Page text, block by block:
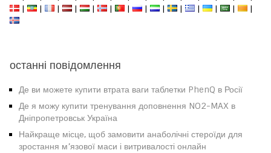
|
| | | | | | | | | | | | |
останні повідомлення
Де ви можете купити втрата ваги таблетки PhenQ в Росії
Де я можу купити тренування доповнення NO2-MAX в
Дніпропетровськ Україна
Найкраще місце, щоб замовити анаболічні стероїди для
зростання м’язової маси і витривалості онлайн